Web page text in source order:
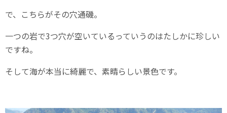
で、こちらがその穴通磯。
一つの岩で3つ穴が空いているっていうのはたしかに珍しい
ですね。
そして海が本当に綺麗で、素晴らしい景色です。